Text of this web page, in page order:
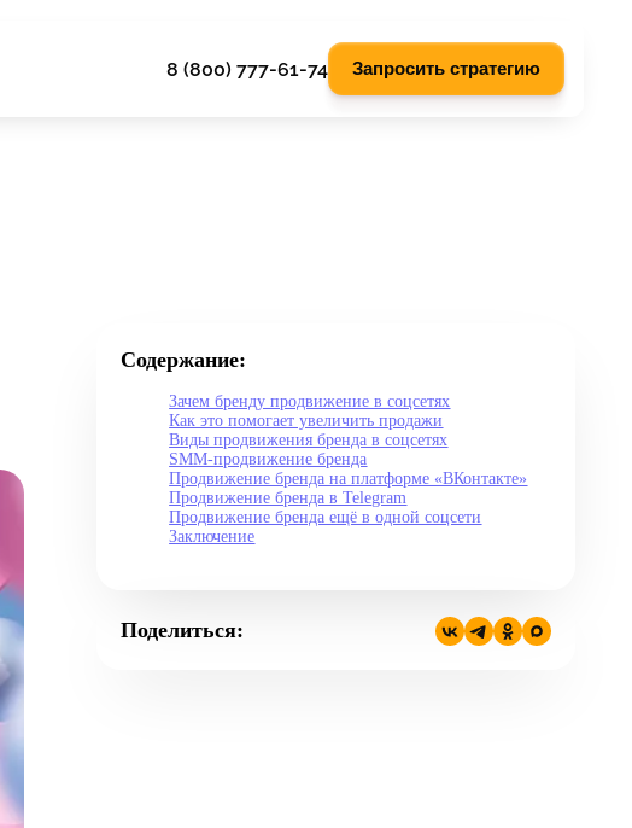
8 (800) 777-61-74 Запросить стратегию
Содержание:
Зачем бренду продвижение в соцсетях
Как это помогает увеличить продажи
Виды продвижения бренда в соцсетях
SMM-продвижение бренда
Продвижение бренда на платформе «ВКонтакте»
Продвижение бренда в Telegram
Продвижение бренда ещё в одной соцсети
Заключение
Поделиться: